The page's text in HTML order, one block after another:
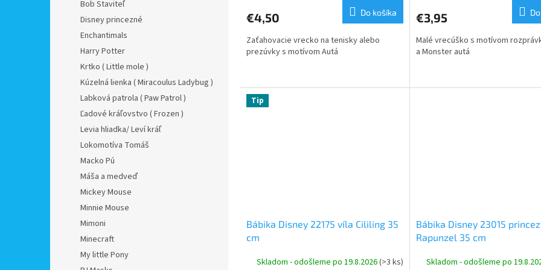
Bob Staviteľ
Disney princezné
Enchantimals
Harry Potter
Krtko ( Little mole )
Kúzelná lienka ( Miracoulus Ladybug )
Labková patrola ( Paw Patrol )
Ľadové kráľovstvo ( Frozen )
Levia hliadka/ Leví kráľ
Lokomotíva Tomáš
Macko Pú
Máša a medveď
Mickey Mouse
Minnie Mouse
Mimoni
Minecraft
My little Pony
€4,50 Do košíka
Zaťahovacie vrecko na tenisky alebo
prezúvky s motívom Autá
€3,95
Malé vrecúško s motívom
a Monster autá
Tip
Bábika Disney 22175 víla Cililing 35
cm
Skladom - odošleme po 19.8.2026(>3 ks)
Bábika Disney 23015
Rapunzel 35 cm
Skladom - odošleme po